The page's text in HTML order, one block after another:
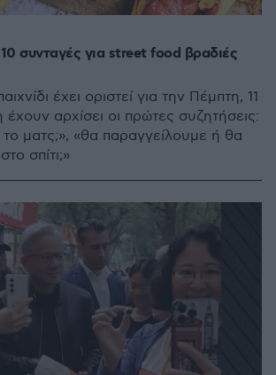
συνταγές για street food βραδιές
έχει οριστεί για την Πέμπτη, 11
έχουν αρχίσει οι πρώτες συζητήσεις:
ματς;», «θα παραγγείλουμε ή θα
σπίτι;»